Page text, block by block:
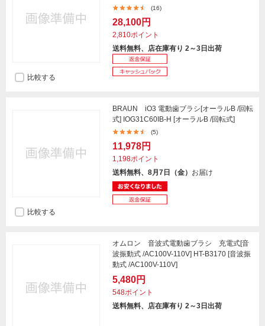
(16)
28,100円
2,810ポイント
送料無料、店在庫有り 2～3日出荷
比較する
BRAUN iO3 電動歯ブラシ[オーラルB /回転
式] IOG31C60IB-H [オーラルB /回転式]
(5)
11,978円
1,198ポイント
送料無料、8月7日（金） お届け
比較する
オムロン 音波式電動歯ブラシ 充電式[音
波振動式 /AC100V-110V] HT-B3170 [音波振
動式 /AC100V-110V]
5,480円
548ポイント
送料無料、店在庫有り 2～3日出荷